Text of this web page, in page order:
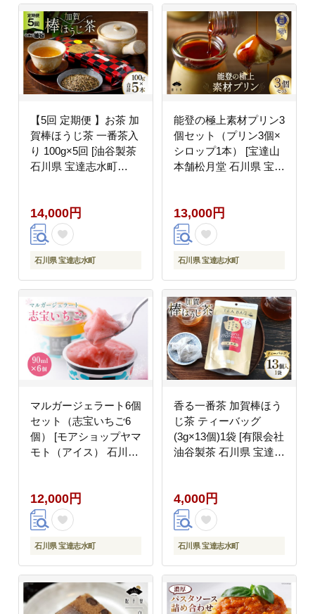
【5回 定期便 】お茶 加
賀棒ほうじ茶 一番茶入
り 100g×5回 [油谷製茶
石川県 宝達志水町
じ茶 日本茶 こだわり
香り
14,000円
石川県 宝達志水町
能登の極上素材プリン3
個セット（プリン3個×
シロップ1本） [宝達山
本舗松月堂 石川県 宝達
13,000円
石川県 宝達志水町
マルガージェラート6個
セット（志宝いちご6
個） [モアショップヤマ
モト（アイス） 石川県
12,000円
石川県 宝達志水町
香る一番茶 加賀棒ほう
じ茶 ティーバッグ
(3g×13個)1袋 [有限会社
油谷製茶 石川県 宝達志
焙じ茶 茎茶 くき茶 く
きちゃ 日本茶 国産 テ
ィーラテ 焙煎 水出し
棒茶
4,000円
石川県 宝達志水町